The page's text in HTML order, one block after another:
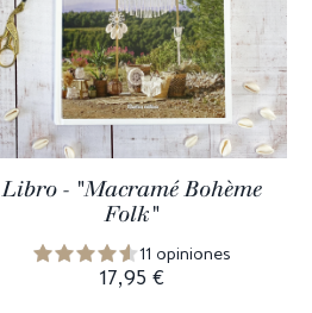
Libro - "Macramé Bohème
Folk"
11 opiniones
17,95 €